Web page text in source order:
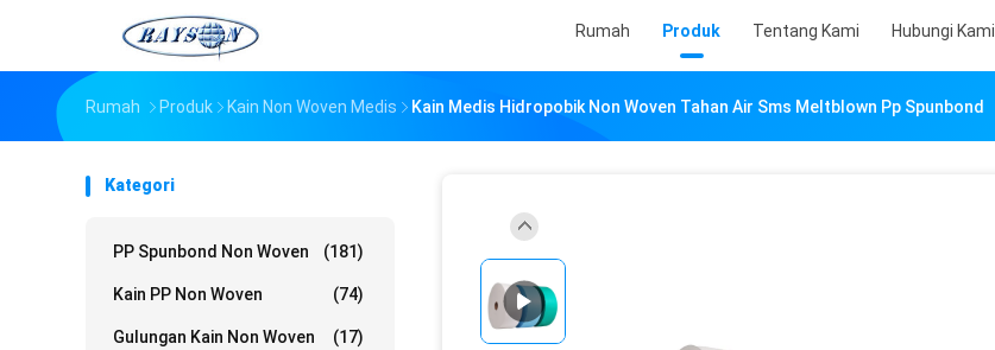
Rumah Produk Tentang Kami Hubungi Kami
Rumah Produk Kain Non Woven Medis Kain Medis Hidropobik Non Woven Tahan Air Sms Meltblown Pp Spunbond
Kategori
PP Spunbond Non Woven (181)
Kain PP Non Woven (74)
Gulungan Kain Non Woven (17)